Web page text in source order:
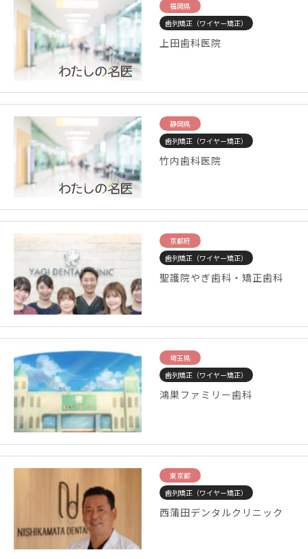
福岡県
歯列矯正（ワイヤー矯正）
上田歯科医院
静岡県
歯列矯正（ワイヤー矯正）
竹内歯科医院
京都府
歯列矯正（ワイヤー矯正）
聖護院やぎ歯科・矯正歯科
埼玉県
歯列矯正（ワイヤー矯正）
鴻巣ファミリー歯科
東京都
歯列矯正（ワイヤー矯正）
西蒲田デンタルクリニック